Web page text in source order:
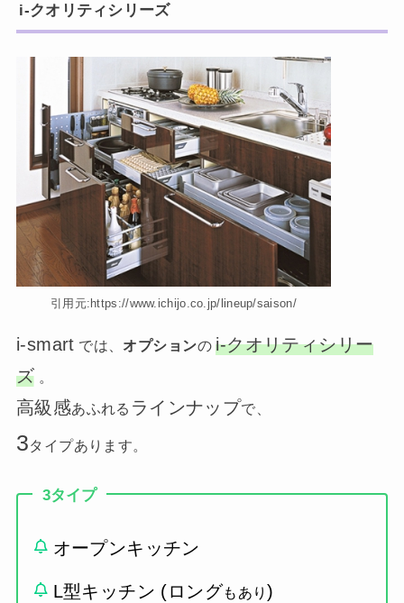
i-クオリティシリーズ
引用元:https://www.ichijo.co.jp/lineup/saison/
i-smart では、 オプションのi-クオリティシリー
ズ 。
高級感あふれる ラインナップで、
3タイプあります。
3タイプ
オープンキッチン
L型キッチン (ロングもあり )